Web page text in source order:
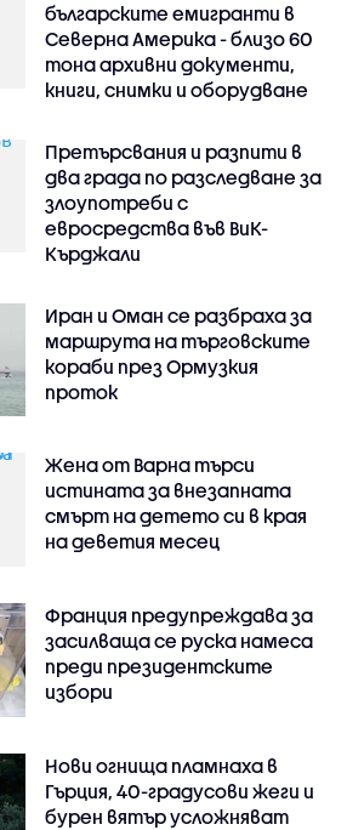
българските емигранти в
Северна Америка - близо 60
тона архивни документи,
книги, снимки и оборудване
Претърсвания и разпити в
два града по разследване за
злоупотреби с
евросредства във ВиК-
Кърджали
Иран и Оман се разбраха за
маршрута на търговските
кораби през Ормузкия
проток
Жена от Варна търси
истината за внезапната
смърт на детето си в края
на деветия месец
Франция предупреждава за
засилваща се руска намеса
преди президентските
избори
Нови огнища пламнаха в
Гърция, 40-градусови жеги и
бурен вятър усложняват